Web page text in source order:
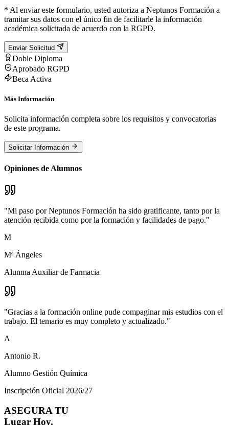
* Al enviar este formulario, usted autoriza a Neptunos Formación a
tramitar sus datos con el único fin de facilitarle la información
académica solicitada de acuerdo con la RGPD.
Enviar Solicitud
Doble Diploma
Aprobado RGPD
Beca Activa
Más Información
Solicita información completa sobre los requisitos y convocatorias
de este programa.
Solicitar Información
Opiniones de Alumnos
"Mi paso por Neptunos Formación ha sido gratificante, tanto por la
atención recibida como por la formación y facilidades de pago."
M
Mª Ángeles
Alumna Auxiliar de Farmacia
"Gracias a la formación online pude compaginar mis estudios con el
trabajo. El temario es muy completo y actualizado."
A
Antonio R.
Alumno Gestión Química
Inscripción Oficial 2026/27
ASEGURA TU
Lugar Hoy.